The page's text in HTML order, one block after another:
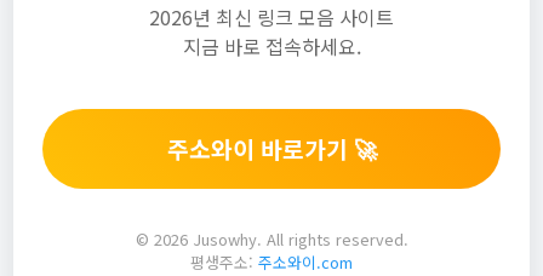
2026년 최신 링크 모음 사이트
지금 바로 접속하세요.
주소와이 바로가기 🚀
© 2026 Jusowhy. All rights reserved.
평생주소: 주소와이.com